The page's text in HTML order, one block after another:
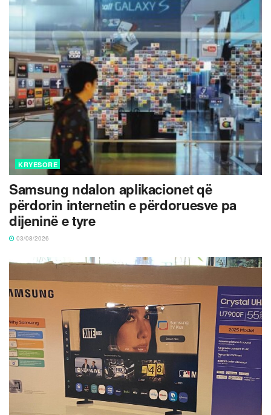
KRYESORE
Samsung ndalon aplikacionet që
përdorin internetin e përdoruesve pa
dijeninë e tyre
03/08/2026